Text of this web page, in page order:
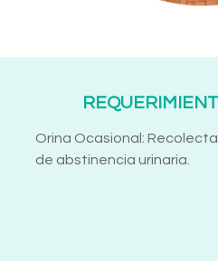
Orina Ocasional:
de abstinencia urinaria.